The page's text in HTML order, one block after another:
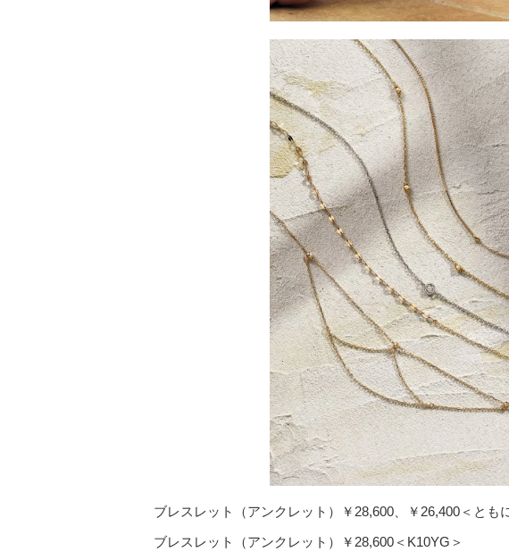
ブレスレット（アンクレット）￥28,600、￥26,400＜とも
ブレスレット（アンクレット）￥28,600＜K10YG＞